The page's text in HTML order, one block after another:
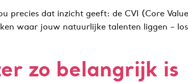
precies dat inzicht geeft: de CVI (Core
waar jouw natuurlijke talenten liggen –
zo belangrijk is